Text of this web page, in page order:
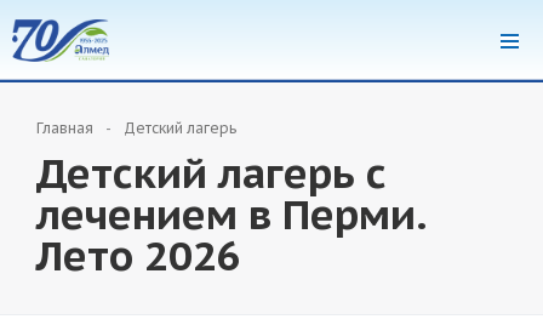
Главная Детский лагерь
Детский лагерь с
лечением в Перми.
Лето 2026